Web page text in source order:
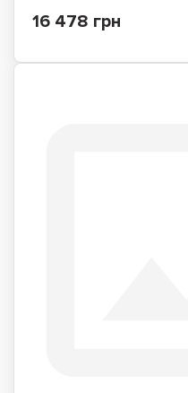
16 478 грн